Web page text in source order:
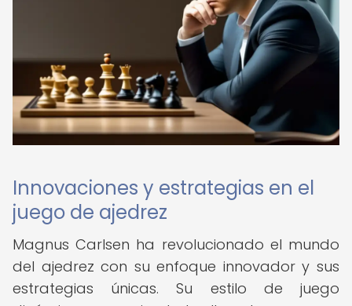
Innovaciones y estrategias en el
juego de ajedrez
Magnus Carlsen ha revolucionado el mundo
del ajedrez con su enfoque innovador y sus
estrategias únicas. Su estilo de juego